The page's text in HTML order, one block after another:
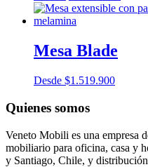
Mesa Blade
Desde $1.519.900
Quienes somos
Veneto Mobili es una empresa
mobiliario para oficina, casa y
y Santiago, Chile, y